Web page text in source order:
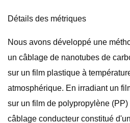
Détails des métriques
Nous avons développé une
un câblage de nanotubes de
sur un film plastique à
atmosphérique. En irradiant un
sur un film de polypropylène (PP)
câblage conducteur constitué